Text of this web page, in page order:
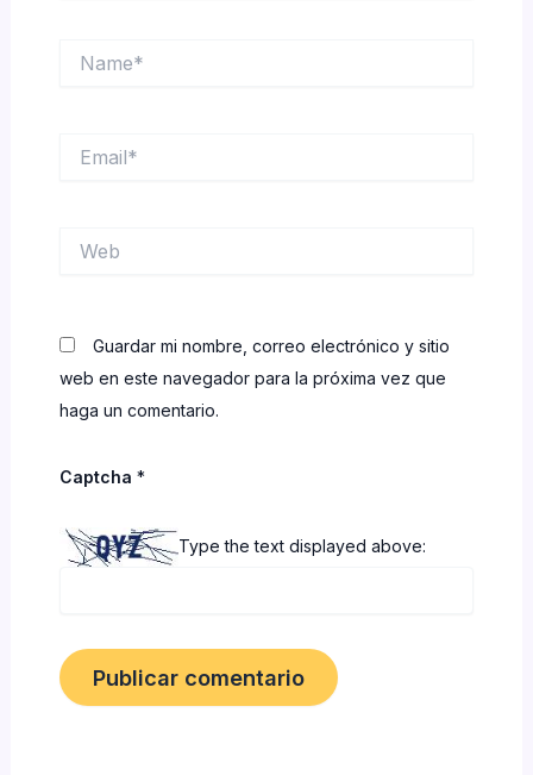
Guardar mi nombre, correo electrónico y sitio
web en este navegador para la próxima vez que
haga un comentario.
Captcha *
Type the text displayed above: